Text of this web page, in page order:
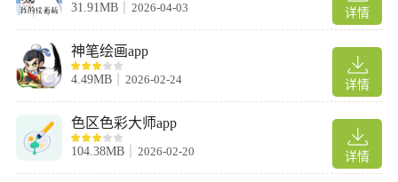
详情
31.91MB 2026-04-03
详情
神笔绘画app
4.49MB 2026-02-24
详情
色区色彩大师app
104.38MB 2026-02-20